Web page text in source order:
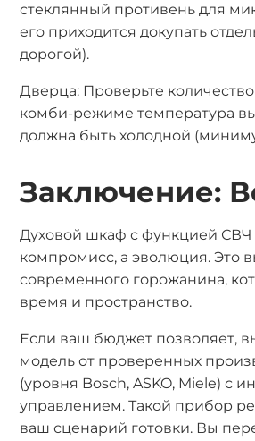
стеклянный противень для
его приходится докупать
дорогой).
Дверца: Проверьте количество
комби-режиме температура
должна быть холодной
Заключение:
Духовой шкаф с функцией СВЧ
компромисс, а эволюция. Это
современного горожанина,
время и пространство.
Если ваш бюджет позволяет,
модель от проверенных
(уровня Bosch, ASKO, Miele) с
управлением. Такой прибор
ваш сценарий готовки. Вы